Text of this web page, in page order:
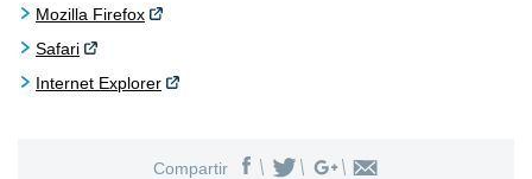
Mozilla Firefox
Safari
Internet Explorer
Compartir